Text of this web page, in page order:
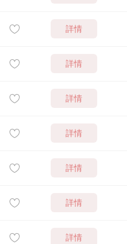
詳情
詳情
詳情
詳情
詳情
詳情
詳情